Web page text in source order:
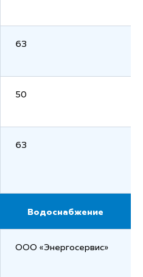
63
50
63
Водоснабжение
ООО «Энергосервис»